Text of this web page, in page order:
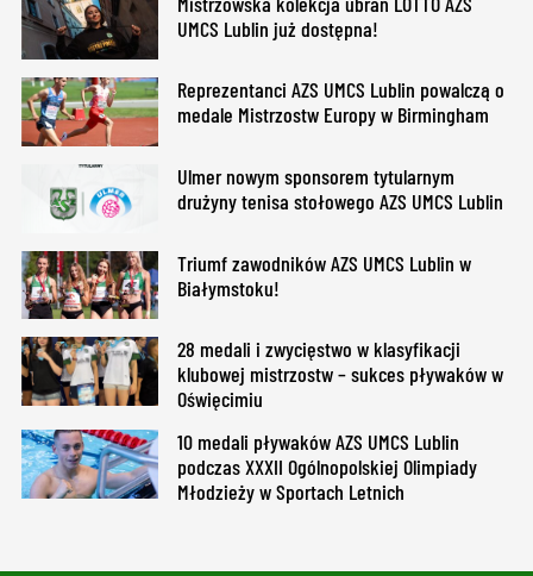
UMCS Lublin już dostępna!
Reprezentanci AZS UMCS Lublin powalczą o
medale Mistrzostw Europy w Birmingham
Ulmer nowym sponsorem tytularnym
drużyny tenisa stołowego AZS UMCS Lublin
Triumf zawodników AZS UMCS Lublin w
Białymstoku!
28 medali i zwycięstwo w klasyfikacji
klubowej mistrzostw – sukces pływaków w
Oświęcimiu
10 medali pływaków AZS UMCS Lublin
podczas XXXII Ogólnopolskiej Olimpiady
Młodzieży w Sportach Letnich